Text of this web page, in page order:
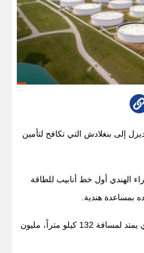
إلى بنغلادش التي تكافح لتأمين
الهندي أول خط أنابيب للطاقة
بمساعدة هندية.
وتبلغ سعة نقل خط الأنابيب الذي يمتد لمسافة 132 كيلو متراً، مليون